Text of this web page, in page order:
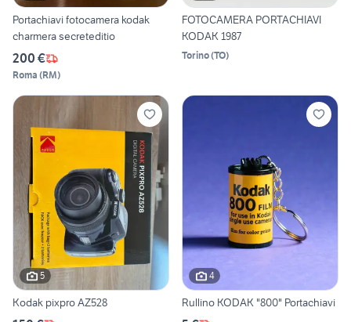
Portachiavi fotocamera kodak
charmera secreteditio
200 €
Roma (RM)
FOTOCAMERA PORTACHIAVI
KODAK 1987
Torino(TO)
5
Kodak pixpro AZ528
4
Rullino KODAK "800" Portachiavi